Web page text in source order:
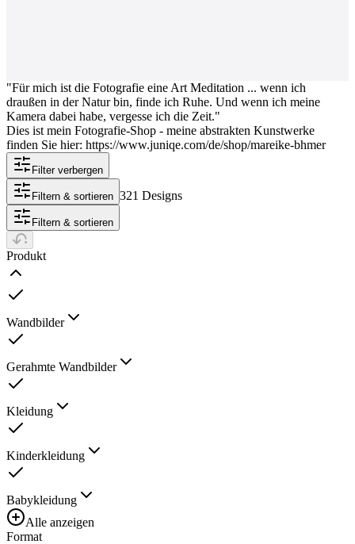
"Für mich ist die Fotografie eine Art Meditation ... wenn ich
draußen in der Natur bin, finde ich Ruhe. Und wenn ich meine
Kamera dabei habe, vergesse ich die Zeit."
Dies ist mein Fotografie-Shop - meine abstrakten Kunstwerke
finden Sie hier: https://www.juniqe.com/de/shop/mareike-bhmer
Filter verbergen
Filtern & sortieren 321 Designs
Filtern & sortieren
Produkt
Wandbilder
Gerahmte Wandbilder
Kleidung
Kinderkleidung
Babykleidung
Alle anzeigen
Format